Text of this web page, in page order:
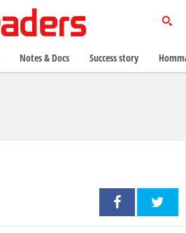
Notes & Docs Success story